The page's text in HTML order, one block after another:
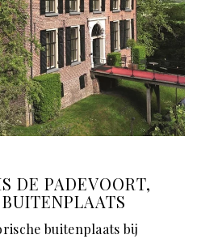
DE PADEVOORT,
buitenplaats bij